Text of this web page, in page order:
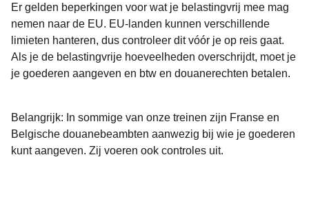
Er gelden beperkingen voor wat je belastingvrij mee mag
nemen naar de EU. EU-landen kunnen verschillende
limieten hanteren, dus controleer dit vóór je op reis gaat.
Als je de belastingvrije hoeveelheden overschrijdt, moet je
je goederen aangeven en btw en douanerechten betalen.
Belangrijk: In sommige van onze treinen zijn Franse en
Belgische douanebeambten aanwezig bij wie je goederen
kunt aangeven. Zij voeren ook controles uit.